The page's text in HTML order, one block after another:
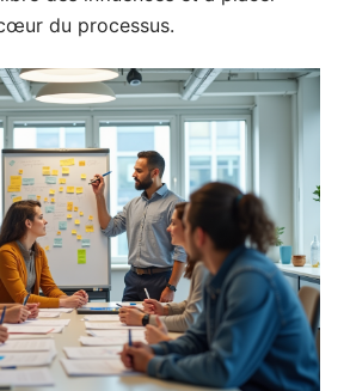
du processus.